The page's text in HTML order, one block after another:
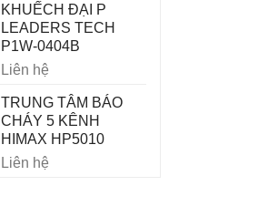
KHUẾCH ĐẠI P
LEADERS TECH
P1W-0404B
Liên hệ
TRUNG TÂM BÁO
CHÁY 5 KÊNH
HIMAX HP5010
Liên hệ